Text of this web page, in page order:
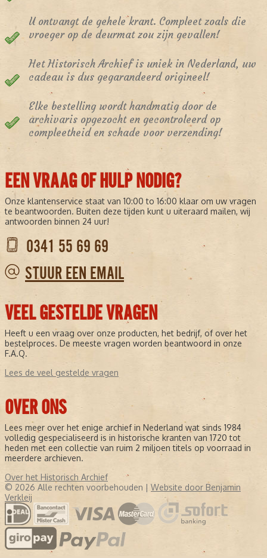
U ontvangt de gehele krant. Compleet zoals die
vroeger op de deurmat zou zijn gevallen!
Het Historisch Archief is uniek in Nederland, uw
cadeau is dus gegarandeerd origineel!
Elke bestelling wordt handmatig door de
archivaris opgezocht en gecontroleerd op
compleetheid en schade voor verzending!
EEN VRAAG OF HULP NODIG?
Onze klantenservice staat van 10:00 to 16:00 klaar om uw vragen
te beantwoorden. Buiten deze tijden kunt u uiteraard mailen, wij
antwoorden binnen 24 uur!
0341 55 69 69
STUUR EEN EMAIL
VEEL GESTELDE VRAGEN
Heeft u een vraag over onze producten, het bedrijf, of over het
bestelproces. De meeste vragen worden beantwoord in onze
F.A.Q.
Lees de veel gestelde vragen
OVER ONS
Lees meer over het enige archief in Nederland wat sinds 1984
volledig gespecialiseerd is in historische kranten van 1720 tot
heden met een collectie van ruim 2 miljoen titels op voorraad in
meerdere archieven.
Over het Historisch Archief
© 2026 Alle rechten voorbehouden | Website door Benjamin
Verkleij